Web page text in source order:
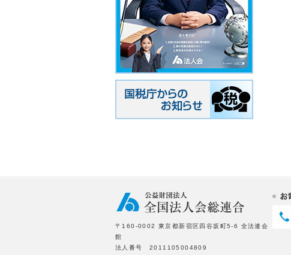
〒160-0002 東京都新宿区四谷坂町5-6 全法連会
館
法人番号 2011105004809